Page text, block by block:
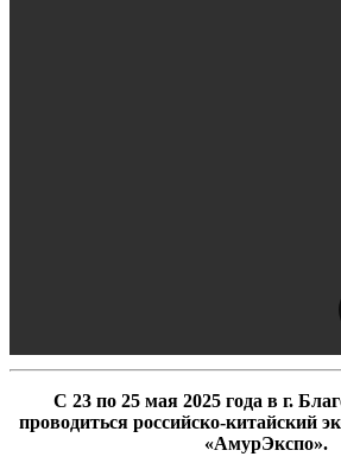
С 23 по 25 мая 2025 года в г.
проводиться российско-китайский
«АмурЭкспо».